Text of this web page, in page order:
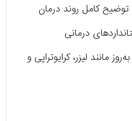
توضیح کامل روند درمان
درمانی
مانند لیزر، کرایوتراپی و